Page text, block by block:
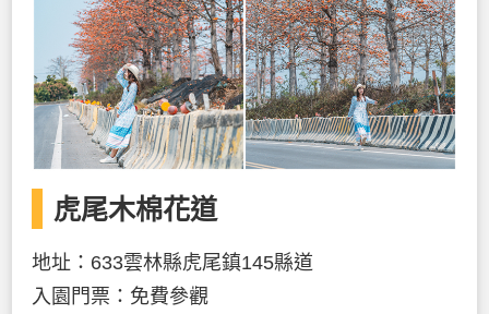
虎尾木棉花道
地址：633雲林縣虎尾鎮145縣道
入園門票：免費參觀